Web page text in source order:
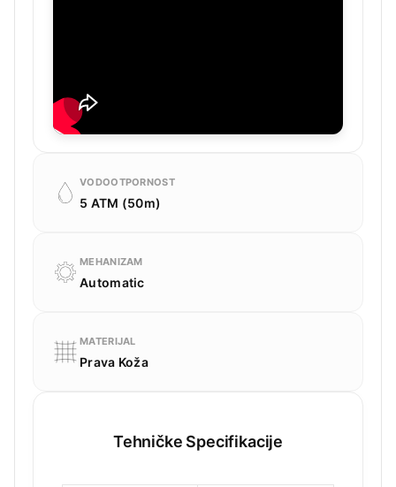
VODOOTPORNOST
5 ATM (50m)
MEHANIZAM
Automatic
MATERIJAL
Prava Koža
Tehničke Specifikacije